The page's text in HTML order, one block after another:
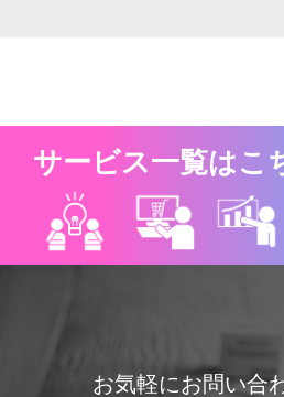
サービス一覧はこ
お気軽にお問い合